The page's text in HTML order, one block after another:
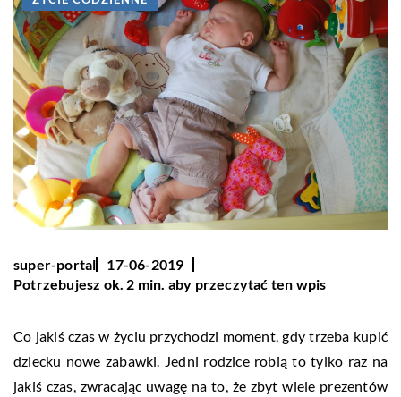
super-portal
17-06-2019
Potrzebujesz ok. 2 min. aby przeczytać ten wpis
Co jakiś czas w życiu przychodzi moment, gdy trzeba kupić
dziecku nowe zabawki. Jedni rodzice robią to tylko raz na
jakiś czas, zwracając uwagę na to, że zbyt wiele prezentów